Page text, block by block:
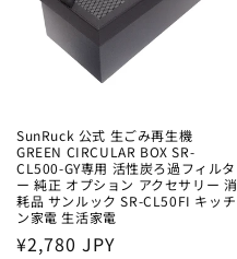
SunRuck 公式 生ごみ再生機
GREEN CIRCULAR BOX SR-
CL500-GY専用 活性炭ろ過フィルタ
ー 純正 オプション アクセサリー 消
耗品 サンルック SR-CL50FI キッチ
ン家電 生活家電
通
¥2,780 JPY